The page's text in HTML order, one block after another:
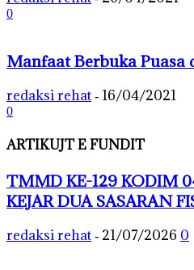
0
Manfaat Berbuka Puasa
redaksi rehat - 16/04/2021
0
ARTIKUJT E FUNDIT
TMMD KE-129 KODIM
KEJAR DUA SASARAN
redaksi rehat - 21/07/2026 0